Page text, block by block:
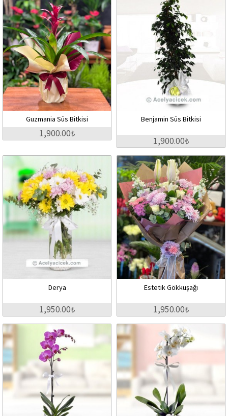
Guzmania Süs Bitkisi
1,900.00₺
Benjamin Süs Bitkisi
1,900.00₺
Derya
1,950.00₺
Estetik Gökkuşağı
1,950.00₺